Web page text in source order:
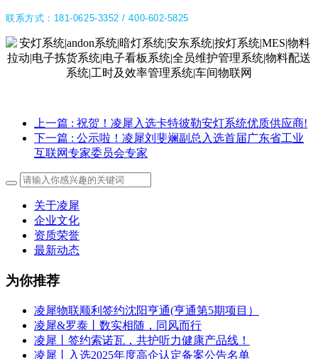
联系方式：181-0625-3352 / 400-602-5825
上一篇 : 祝贺！凌犀入选卡特彼勒安灯系统优质供应商!
下一篇 : 公示啦！凌犀刘斐斓副总入选首届广东省工业
互联网专家委员会专家
关于凌犀
企业文化
资质荣誉
最新动态
为你推荐
凌犀物联顺利签约沈阳亨通(亨通第5期项目）
凌犀&罗泰丨数实相随，同风而行
凌犀丨签约索诺瓦，共护听力健康产品线！
凌犀丨入选2025年度高企认定备案公告名单